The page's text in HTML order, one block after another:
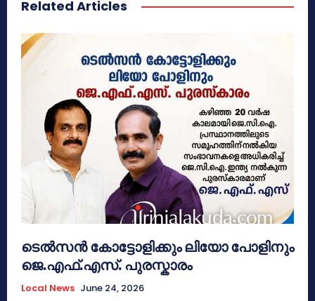
Related Articles
ടെൽസൻ കോട്ടോളിക്കും ലിയോ പോളിനും
ജെ.എഫ്.എസ്. പുരസ്കാരം
Local News June 24, 2026